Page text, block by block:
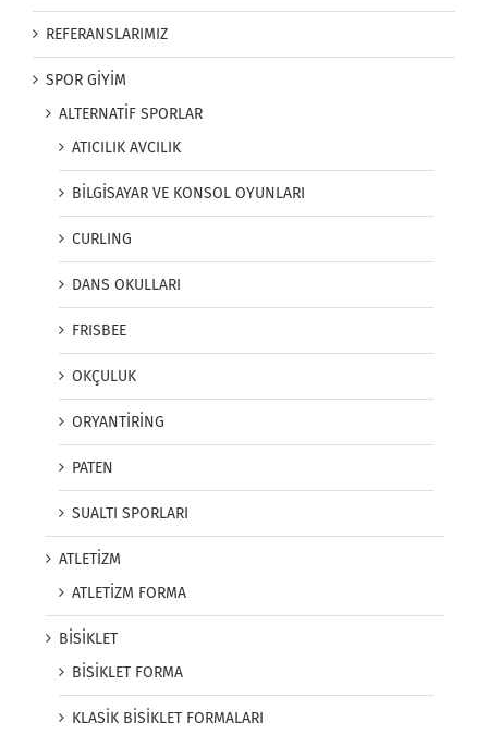
REFERANSLARIMIZ
SPOR GİYİM
ALTERNATİF SPORLAR
ATICILIK AVCILIK
BİLGİSAYAR VE KONSOL OYUNLARI
CURLING
DANS OKULLARI
FRISBEE
OKÇULUK
ORYANTİRİNG
PATEN
SUALTI SPORLARI
ATLETİZM
ATLETİZM FORMA
BİSİKLET
BİSİKLET FORMA
KLASİK BİSİKLET FORMALARI